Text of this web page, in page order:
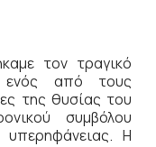
τον τραγικό
ενός από τους
της θυσίας του
συμβόλου
υπερηφάνειας. Η